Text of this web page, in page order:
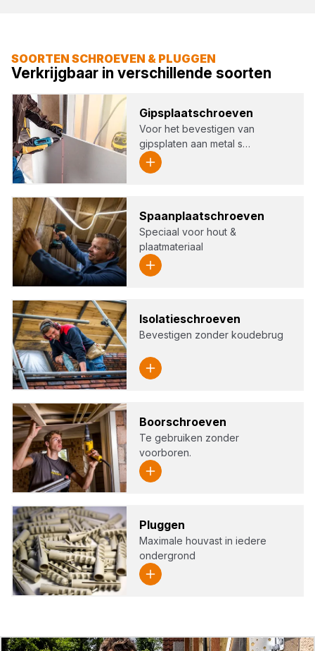
SOORTEN SCHROEVEN & PLUGGEN
Verkrijgbaar in verschillende soorten
Gips­plaat­schroe­ven
Voor het bevestigen van
gipsplaten aan metal s…
Spaan­plaat­schroe­ven
Speciaal voor hout &
plaatmateriaal
Iso­la­tie­schroe­ven
Bevestigen zonder koudebrug
Boor­schroe­ven
Te gebruiken zonder
voorboren.
Plug­gen
Maximale houvast in iedere
ondergrond